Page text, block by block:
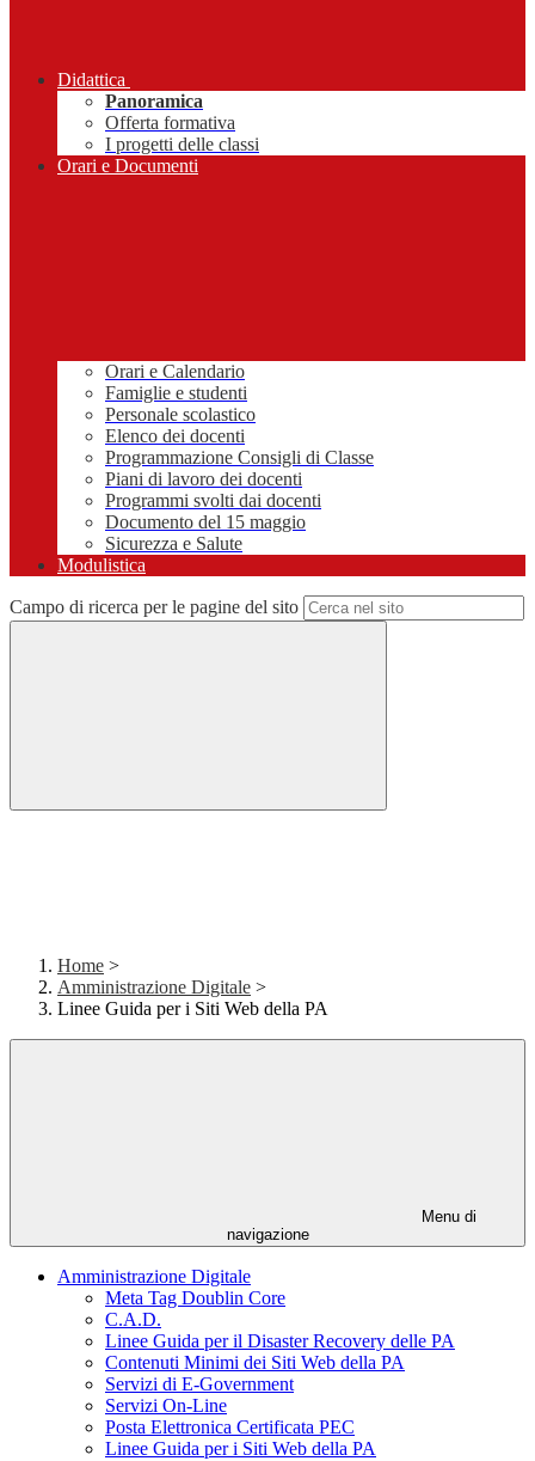
Didattica
Panoramica
Offerta formativa
I progetti delle classi
Orari e Documenti
Orari e Calendario
Famiglie e studenti
Personale scolastico
Elenco dei docenti
Programmazione Consigli di Classe
Piani di lavoro dei docenti
Programmi svolti dai docenti
Documento del 15 maggio
Sicurezza e Salute
Modulistica
Campo di ricerca per le pagine del sito
Home >
Amministrazione Digitale >
Linee Guida per i Siti Web della PA
Menu di
navigazione
Amministrazione Digitale
Meta Tag Doublin Core
C.A.D.
Linee Guida per il Disaster Recovery delle PA
Contenuti Minimi dei Siti Web della PA
Servizi di E-Government
Servizi On-Line
Posta Elettronica Certificata PEC
Linee Guida per i Siti Web della PA